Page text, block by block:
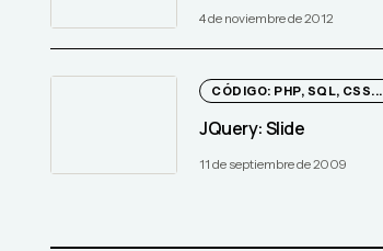
4 de noviembre de 2012
CÓDIGO: PHP, SQL, CSS...
JQuery: Slide
11 de septiembre de 2009